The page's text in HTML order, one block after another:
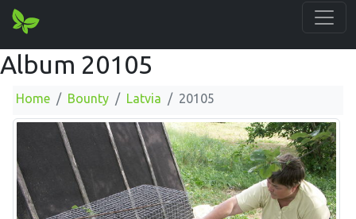
Album 20105
Home Bounty Latvia 20105